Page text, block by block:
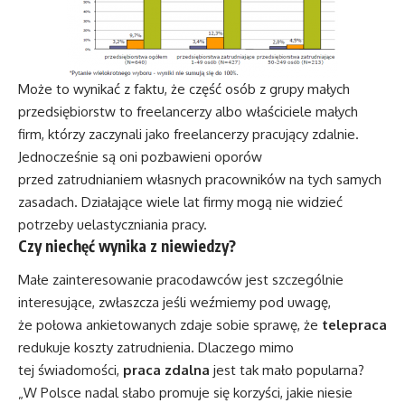
Może to wynikać z faktu, że część osób z grupy małych
przedsiębiorstw to freelancerzy albo właściciele małych
firm, którzy zaczynali jako freelancerzy pracujący zdalnie.
Jednocześnie są oni pozbawieni oporów
przed zatrudnianiem własnych pracowników na tych samych
zasadach. Działające wiele lat firmy mogą nie widzieć
potrzeby uelastyczniania pracy.
Czy niechęć wynika z niewiedzy?
Małe zainteresowanie pracodawców jest szczególnie
interesujące, zwłaszcza jeśli weźmiemy pod uwagę,
że połowa ankietowanych zdaje sobie sprawę, że telepraca
redukuje koszty zatrudnienia. Dlaczego mimo
tej świadomości, praca zdalna jest tak mało popularna?
„W Polsce nadal słabo promuje się korzyści, jakie niesie